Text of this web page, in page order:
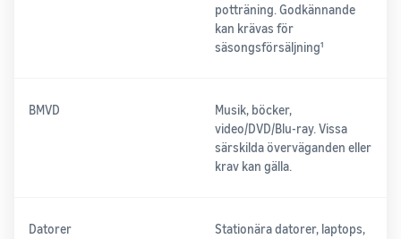
potträning. Godkännande
kan krävas för
säsongsförsäljning¹
BMVD
Musik, böcker,
video/DVD/Blu-ray. Vissa
särskilda överväganden eller
krav kan gälla.
Datorer
Stationära datorer, laptops,